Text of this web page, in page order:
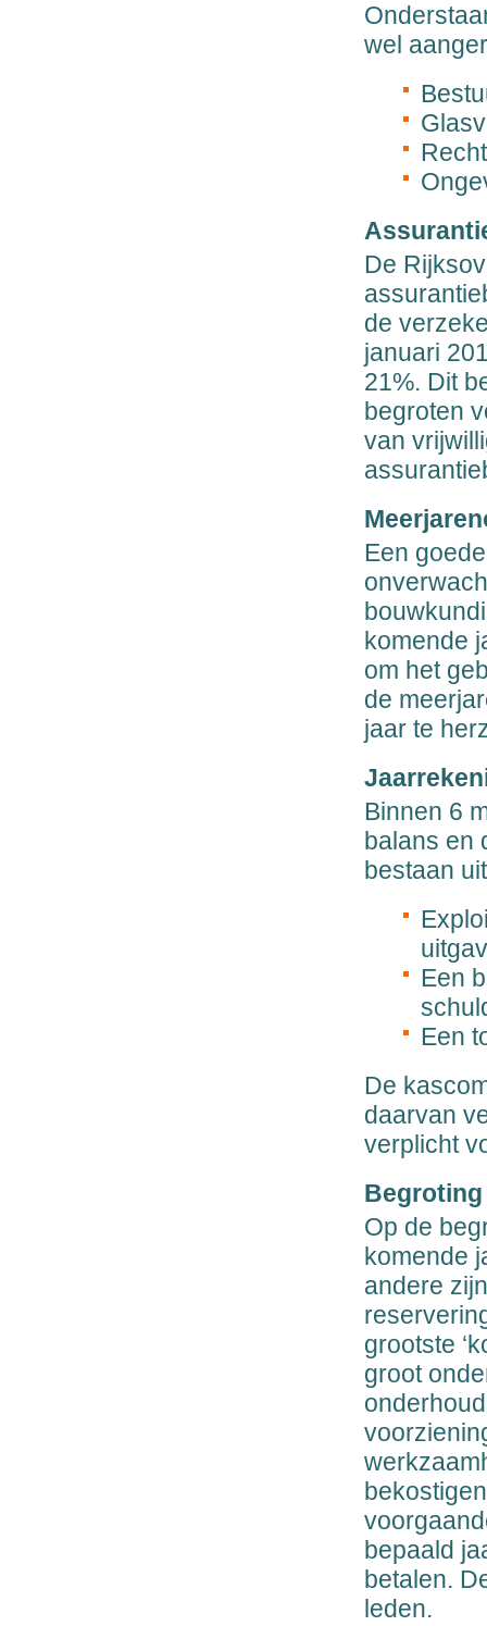
wel
De
de
januari
21%. Dit
begroten
van
Een
komende
om het
de
jaar te
Binnen 6
balans en
bestaan
Een
Een
De
daarvan
verplicht
Begroting
Op de
komende
andere
grootste
groot
bepaald
betalen.
leden.